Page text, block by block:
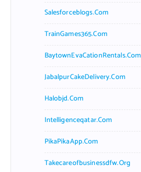
Salesforceblogs.com
TrainGames365.com
BaytownEvaCationRentals.com
JabalpurCakeDelivery.com
Halobjd.com
Intelligenceqatar.com
PikaPikaApp.com
Takecareofbusinessdfw.org